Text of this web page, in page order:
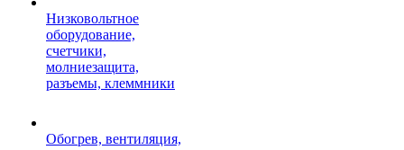
Низковольтное
оборудование,
счетчики,
молниезащита,
разъемы, клеммники
Обогрев, вентиляция,